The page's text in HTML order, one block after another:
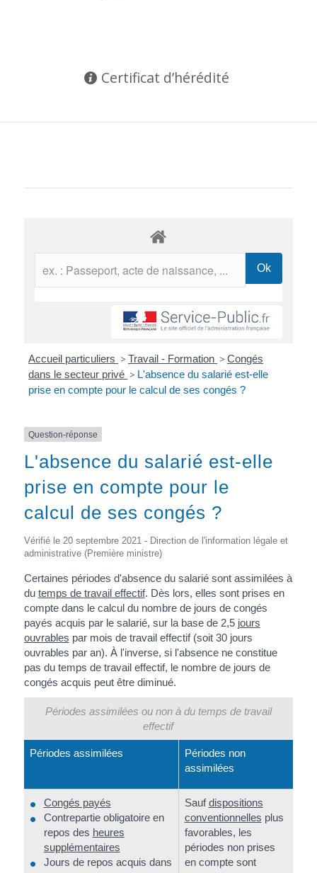
Certificat d’hérédité
Accueil particuliers > Travail - Formation > Congés
dans le secteur privé > L'absence du salarié est-elle
prise en compte pour le calcul de ses congés ?
Question-réponse
L'absence du salarié est-elle
prise en compte pour le
calcul de ses congés ?
Vérifié le 20 septembre 2021 - Direction de l'information légale et
administrative (Première ministre)
Certaines périodes d'absence du salarié sont assimilées à
du temps de travail effectif. Dès lors, elles sont prises en
compte dans le calcul du nombre de jours de congés
payés acquis par le salarié, sur la base de 2,5 jours
ouvrables par mois de travail effectif (soit 30 jours
ouvrables par an). À l'inverse, si l'absence ne constitue
pas du temps de travail effectif, le nombre de jours de
congés acquis peut être diminué.
Périodes assimilées ou non à du temps de travail
effectif
Périodes assimilées
Périodes non
assimilées
Congés payés
Contrepartie obligatoire en
repos des heures
supplémentaires
Jours de repos acquis dans
Saufdispositions
conventionnelles plus
favorables, les
périodes non prises
en compte sont